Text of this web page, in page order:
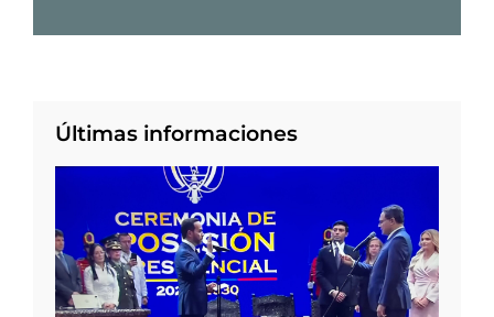
Últimas informaciones